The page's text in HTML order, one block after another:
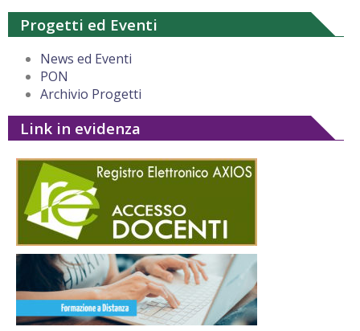
Progetti ed Eventi
News ed Eventi
PON
Archivio Progetti
Link in evidenza